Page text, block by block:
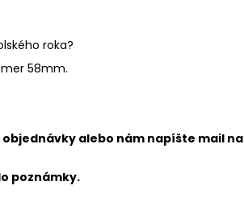
roka?
58mm.
alebo nám napíšte mail na
poznámky.